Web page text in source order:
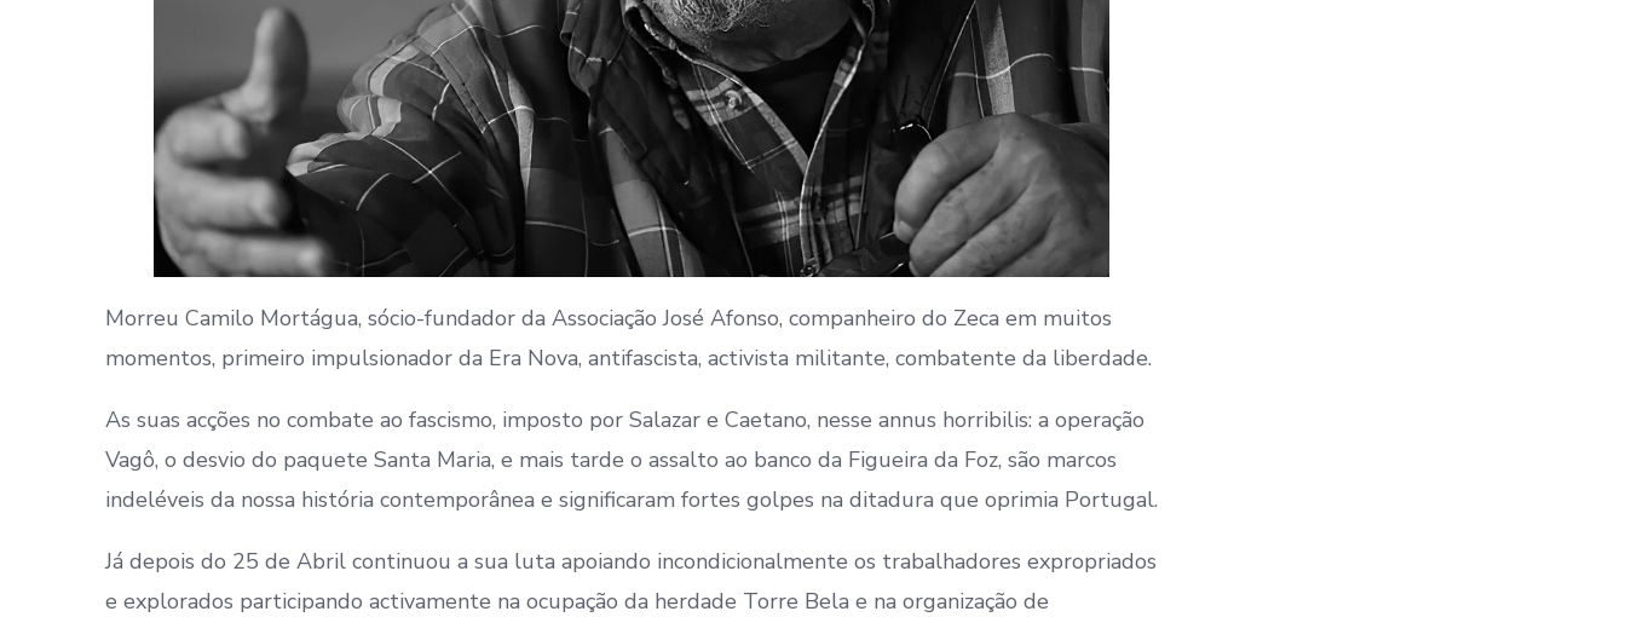
Morreu Camilo Mortágua, sócio-fundador da Associação José Afonso, companheiro do Zeca em muitos
momentos, primeiro impulsionador da Era Nova, antifascista, activista militante, combatente da liberdade.
As suas acções no combate ao fascismo, imposto por Salazar e Caetano, nesse annus horribilis: a operação
Vagô, o desvio do paquete Santa Maria, e mais tarde o assalto ao banco da Figueira da Foz, são marcos
indeléveis da nossa história contemporânea e significaram fortes golpes na ditadura que oprimia Portugal.
Já depois do 25 de Abril continuou a sua luta apoiando incondicionalmente os trabalhadores expropriados
e explorados participando activamente na ocupação da herdade Torre Bela e na organização de